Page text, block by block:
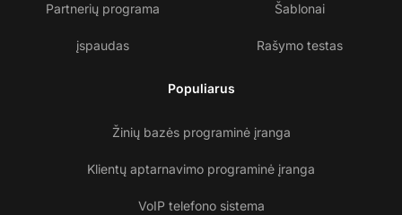
Partnerių programa
įspaudas
Šablonai
Rašymo testas
Populiarus
Žinių bazės programinė įranga
Klientų aptarnavimo programinė įranga
VoIP telefono sistema